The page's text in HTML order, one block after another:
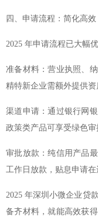
四、申请流程：简化高
2025 年申请流程已大幅
准备材料：营业执照、
精特新企业需额外提供资
渠道申请：通过银行网
政策类产品可享受绿色审
审批放款：纯信用产品
工作日放款，贴息申请在
2025 年深圳小微企业贷
备齐材料，就能高效获